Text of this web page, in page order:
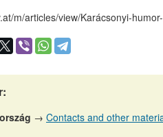
m/articles/view/Karácsonyi-
→ Contacts and other